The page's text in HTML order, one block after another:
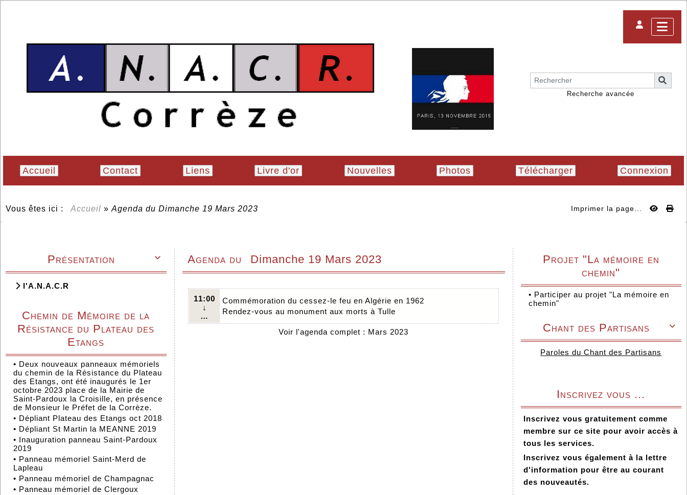
Recherche avancée
Accueil Contact Liens Livre d'or Nouvelles Photos Télécharger Connexion
Vous êtes ici : Accueil » Agenda du Dimanche 19 Mars 2023 Imprimer la page...

Présentation
l'A.N.A.C.R
Chemin de Mémoire de la
Résistance du Plateau des
Etangs
• Deux nouveaux panneaux mémoriels
du chemin de la Résistance du Plateau
des Etangs, ont été inaugurés le 1er
octobre 2023 place de la Mairie de
Saint-Pardoux la Croisille, en présence
de Monsieur le Préfet de la Corrèze.
• Dépliant Plateau des Etangs oct 2018
• Dépliant St Martin la MEANNE 2019
• Inauguration panneau Saint-Pardoux
2019
• Panneau mémoriel Saint-Merd de
Lapleau
• Panneau mémoriel de Champagnac
• Panneau mémoriel de Clergoux
Agenda du Dimanche 19 Mars 2023
11:00
↓
…
Commémoration du cessez-le feu en Algérie en 1962
Rendez-vous au monument aux morts à Tulle
Voir l'agenda complet : Mars 2023
Projet "La mémoire en
chemin"
• Participer au projet "La mémoire en
chemin"

Chant des Partisans
Paroles du Chant des Partisans
Inscrivez vous ...
Inscrivez vous gratuitement comme
membre sur ce site pour avoir accès à
tous les services.
Inscrivez vous également à la lettre
d'information pour être au courant
des nouveautés.